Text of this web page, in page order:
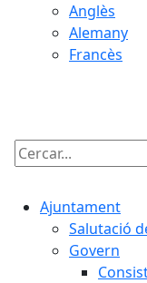
Anglès
Alemany
Francès
Cercar:
Ajuntament
Salutació
Govern